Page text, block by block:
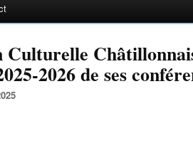
2026 de ses